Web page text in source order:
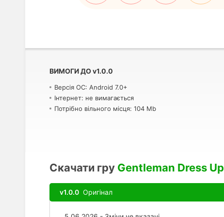
ВИМОГИ ДОv1.0.0
Версія ОС: Android 7.0+
Інтернет: не вимагається
Потрібно вільного місця: 104 Mb
Скачати гру Gentleman Dress Up
v1.0.0 Оригінал